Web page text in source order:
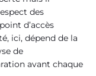
des
d’accès
ici, dépend de la
de
avant chaque